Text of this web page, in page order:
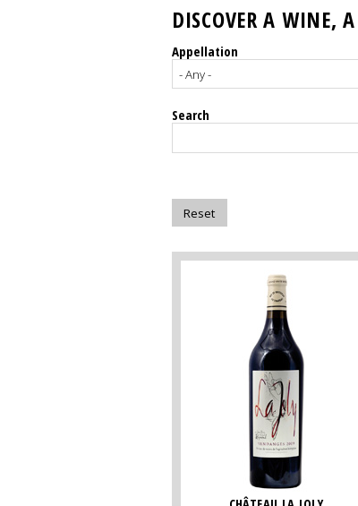
DISCOVER A WINE,
Appellation
Search